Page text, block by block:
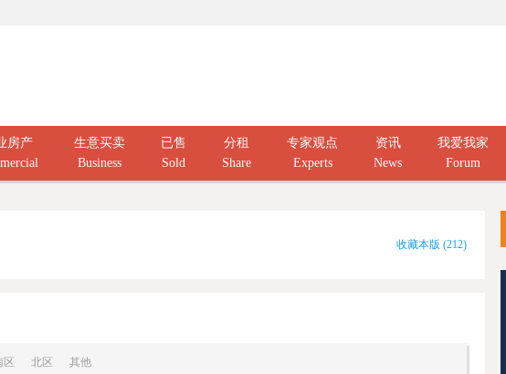
房产
生意买卖
Business
已售
Sold
分租
Share
专家观点
Experts
资讯
News
我爱我家
Forum
收藏本版 (212)
区 北区 其他